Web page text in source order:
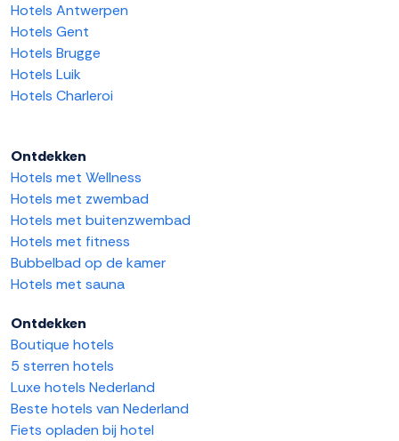
Hotels Antwerpen
Hotels Gent
Hotels Brugge
Hotels Luik
Hotels Charleroi
Ontdekken
Hotels met Wellness
Hotels met zwembad
Hotels met buitenzwembad
Hotels met fitness
Bubbelbad op de kamer
Hotels met sauna
Ontdekken
Boutique hotels
5 sterren hotels
Luxe hotels Nederland
Beste hotels van Nederland
Fiets opladen bij hotel